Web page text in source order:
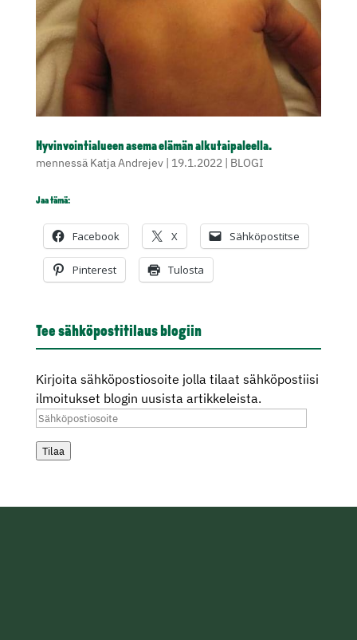
Hyvinvointialueen asema elämän alkutaipaleella.
mennessä Katja Andrejev| 19.1.2022| BLOGI
Jaa tämä:
Facebook X Sähköpostitse
Pinterest Tulosta
Tee sähköpostitilaus blogiin
Kirjoita sähköpostiosoite jolla tilaat sähköpostiisi
ilmoitukset blogin uusista artikkeleista.
Sähköpostiosoite
Tilaa